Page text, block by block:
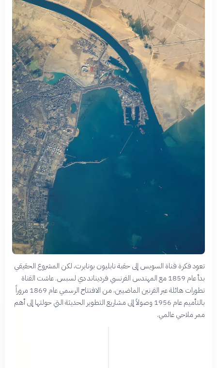
تعود فكرة قناة السويس إلى حقبة نابليون بونابرت، لكن المشروع الحقيقي
بدأ عام 1859 مع المهندس الفرنسي فرديناند دي لسبس. عاشت القناة
تطورات هائلة عبر القرنين الماضيين، من الافتتاح الرسمي عام 1869 مروراً
بالتأميم عام 1956 وصولاً إلى مشاريع التطوير الحديثة التي حولتها إلى أهم
ممر ملاحي عالمي.